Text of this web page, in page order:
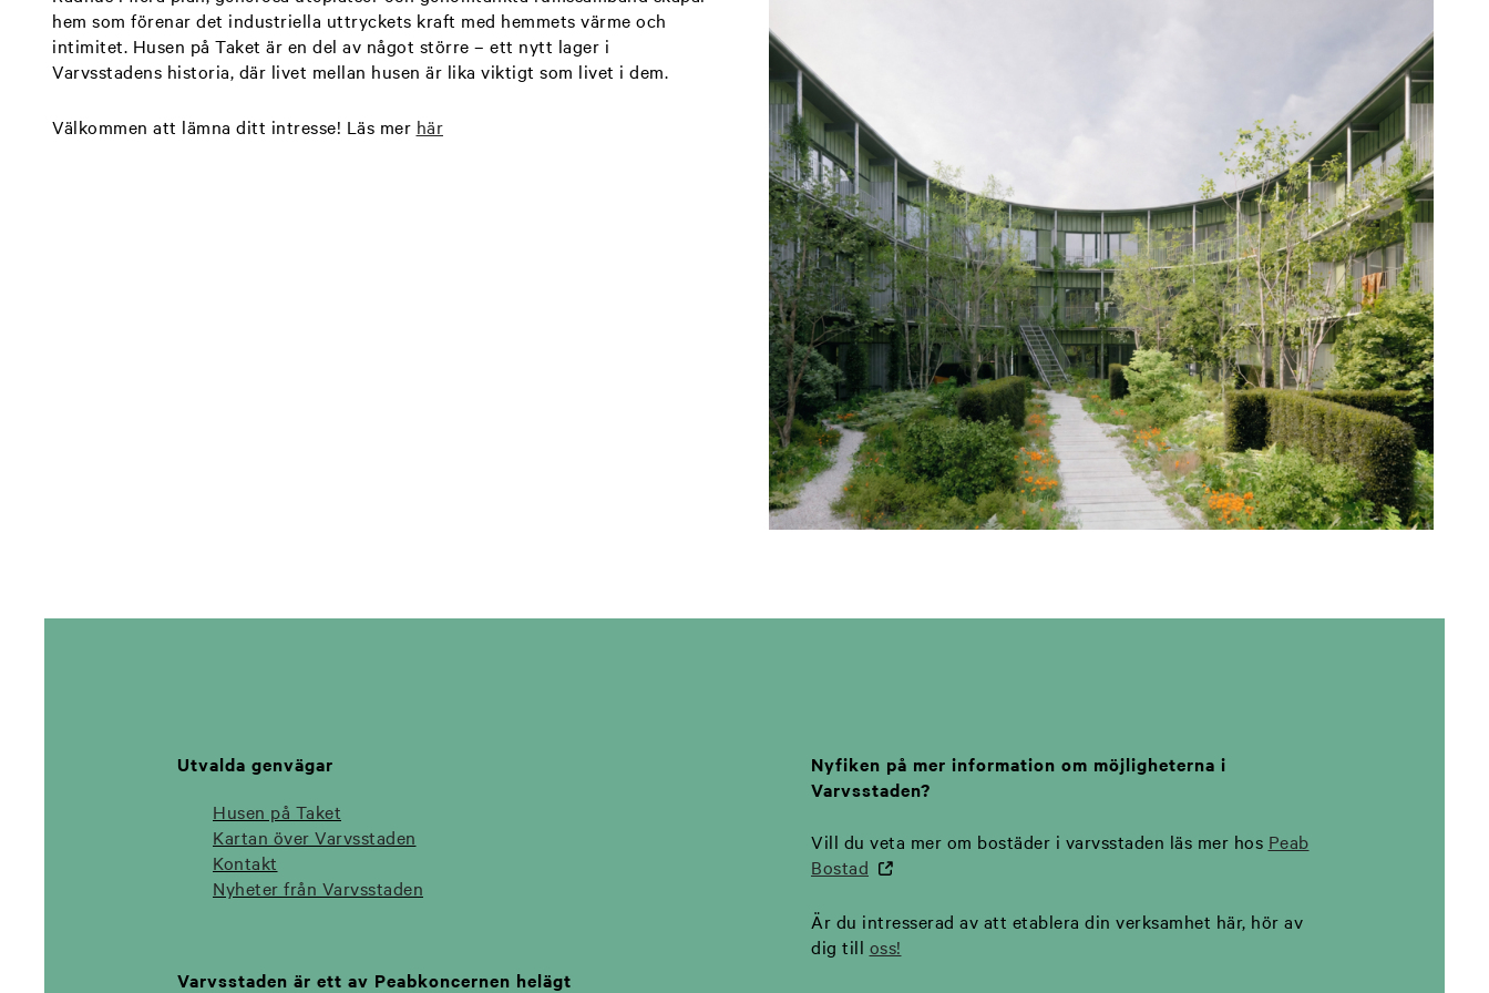
hem som förenar det industriella uttryckets kraft med hemmets värme och
intimitet. Husen på Taket är en del av något större – ett nytt lager i
Varvsstadens historia, där livet mellan husen är lika viktigt som livet i dem.
Välkommen att lämna ditt intresse! Läs mer här
Utvalda genvägar
Husen på Taket
Kartan över Varvsstaden
Kontakt
Nyheter från Varvsstaden
Varvsstaden är ett av Peabkoncernen helägt
Nyfiken på mer information om möjligheterna i
Varvsstaden?
Vill du veta mer om bostäder i varvsstaden läs mer hos Peab
Bostad
Är du intresserad av att etablera din verksamhet här, hör av
dig till oss!